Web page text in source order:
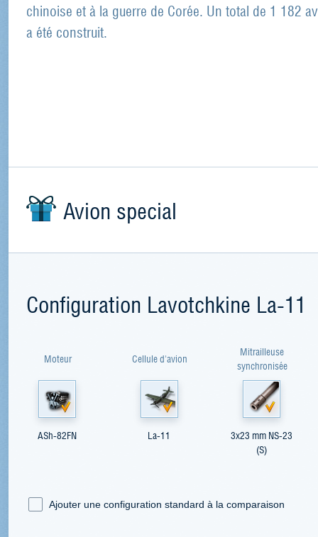
chinoise et à la guerre de Corée. Un total de 1 182
a été construit.
Avion special
Configuration Lavotchkine La-11
Moteur
ASh-82FN
Cellule d'avion
La-11
Mitrailleuse
synchronisée
3x23 mm NS-23
(S)
Ajouter une configuration standard à la comparaison